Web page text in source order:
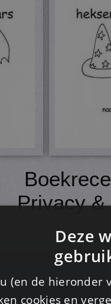
Privacy &
Deze
(en de
cookies en